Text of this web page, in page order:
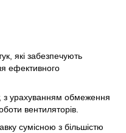
які забезпечують
ефективного
з урахуванням обмеження
вентиляторів.
сумісною з більшістю